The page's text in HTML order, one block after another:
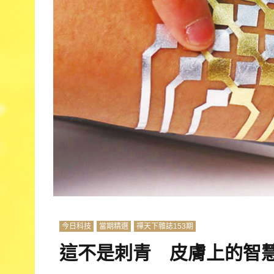
今日科技 當期精選 禪天下雜誌153期
這不是刺青 皮膚上的智